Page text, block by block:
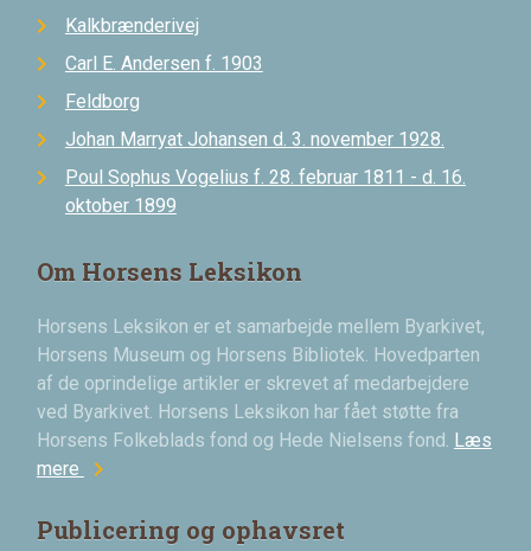
Kalkbrænderivej
Carl E. Andersen f. 1903
Feldborg
Johan Marryat Johansen d. 3. november 1928.
Poul Sophus Vogelius f. 28. februar 1811 - d. 16.
oktober 1899
Om Horsens Leksikon
Horsens Leksikon er et samarbejde mellem Byarkivet,
Horsens Museum og Horsens Bibliotek. Hovedparten
af de oprindelige artikler er skrevet af medarbejdere
ved Byarkivet. Horsens Leksikon har fået støtte fra
Horsens Folkeblads fond og Hede Nielsens fond. Læs
mere chevron_right
Publicering og ophavsret